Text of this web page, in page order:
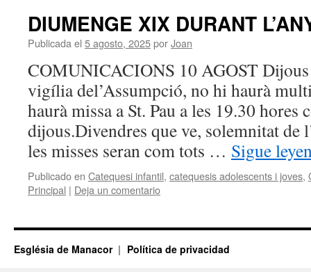
DIUMENGE XIX DURANT
Publicada el 5 agosto, 2025porJoan
COMUNICACIONS 10 AGOST Dijous
vigília del’Assumpció, no hi haurà
haurà missa a St. Pau a les 19.30 hores
dijous.Divendres que ve, solemnitat de
les misses seran com tots … Sigue
Publicado en Catequesi infantil, catequesis adolescents i joves,
Principal | Deja un comentario
Església de Manacor Política de privacidad